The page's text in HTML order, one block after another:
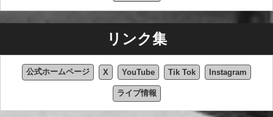
リンク集
公式ホームページ X YouTube Tik Tok Instagram
ライブ情報